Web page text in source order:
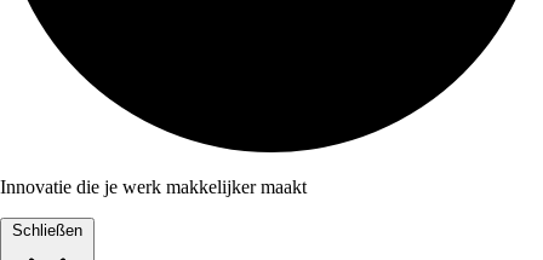
Innovatie die je werk makkelijker maakt
Schließen